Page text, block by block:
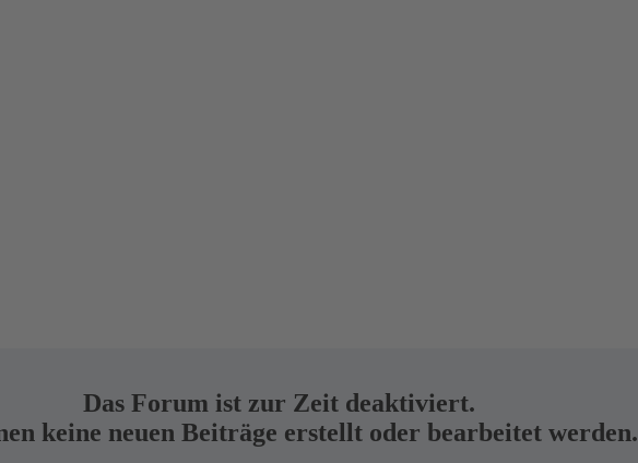
Das Forum ist zur Zeit deaktiviert.
keine neuen Beiträge erstellt oder bearbeitet werden.